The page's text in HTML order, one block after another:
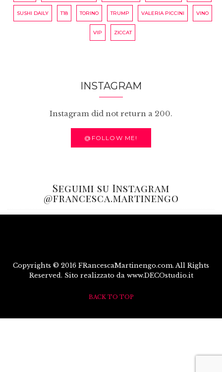
SUSHI DAILY T18 TORINO TRUMP VALERIA PICCINI VINO
VIP ZICCAT
INSTAGRAM
Instagram did not return a 200.
@FOLLOW ME!
Seguimi su Instagram
@francesca.martinengo
Copyrights © 2016 FRancescaMartinengo.com. All Rights
Reserved. Sito realizzato da www.DECOstudio.it
BACK TO TOP